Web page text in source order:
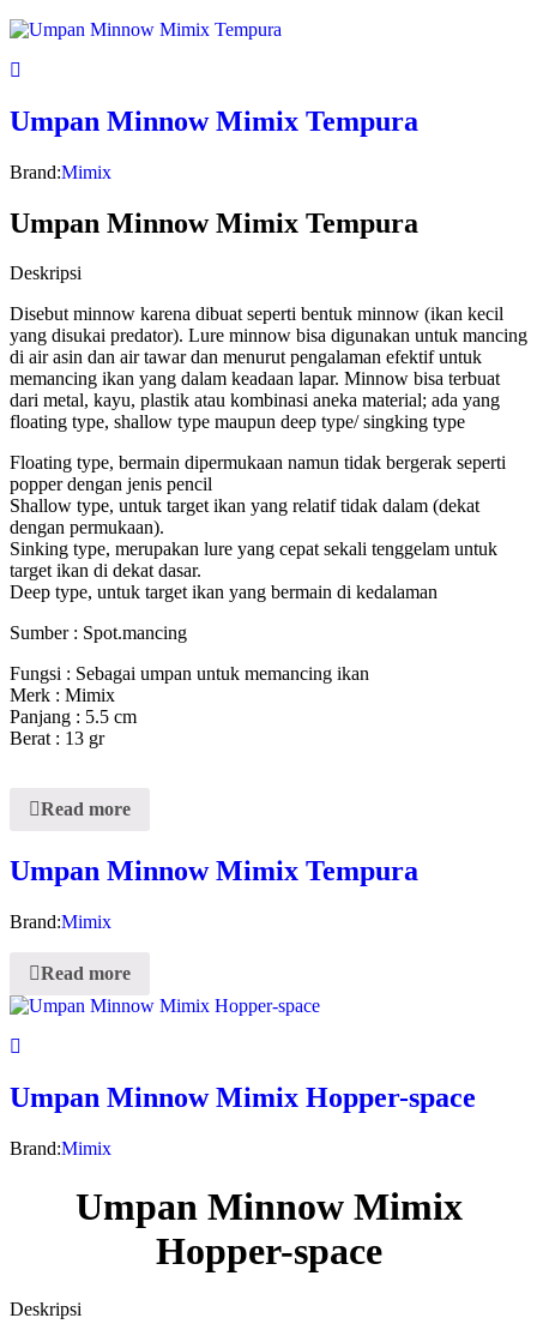
Umpan Minnow Mimix Tempura
Brand:Mimix
Umpan Minnow Mimix Tempura
Deskripsi
Disebut minnow karena dibuat seperti bentuk minnow (ikan kecil
yang disukai predator). Lure minnow bisa digunakan untuk mancing
di air asin dan air tawar dan menurut pengalaman efektif untuk
memancing ikan yang dalam keadaan lapar. Minnow bisa terbuat
dari metal, kayu, plastik atau kombinasi aneka material; ada yang
floating type, shallow type maupun deep type/ singking type
Floating type, bermain dipermukaan namun tidak bergerak seperti
popper dengan jenis pencil
Shallow type, untuk target ikan yang relatif tidak dalam (dekat
dengan permukaan).
Sinking type, merupakan lure yang cepat sekali tenggelam untuk
target ikan di dekat dasar.
Deep type, untuk target ikan yang bermain di kedalaman
Sumber : Spot.mancing
Fungsi : Sebagai umpan untuk memancing ikan
Merk : Mimix
Panjang : 5.5 cm
Berat : 13 gr
Read more
Umpan Minnow Mimix Tempura
Brand:Mimix
Read more
Umpan Minnow Mimix Hopper-space
Brand:Mimix
Umpan Minnow Mimix
Hopper-space
Deskripsi